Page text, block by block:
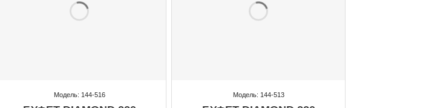
Модель: 144-516 Модель: 144-513